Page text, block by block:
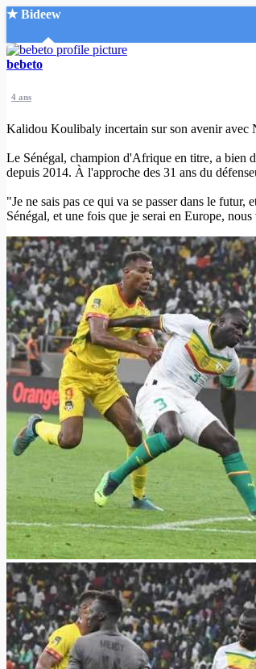
★ Bideew
Accueil
Recherche Avancée
Mon compte
Connexion
Créer un compte
Mode nuit
bebeto
4 ans
Kalidou Koulibaly incertain sur son avenir avec
Le Sénégal, champion d'Afrique en titre, a bien
depuis 2014. À l'approche des 31 ans du
"Je ne sais pas ce qui va se passer dans le
Sénégal, et une fois que je serai en Europe,